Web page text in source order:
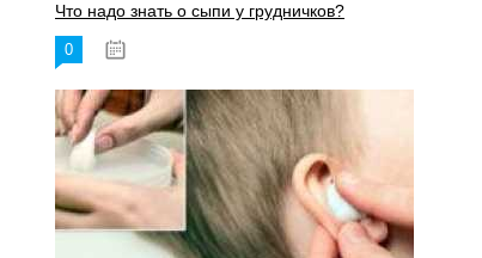
Что надо знать о сыпи у грудничков?
0